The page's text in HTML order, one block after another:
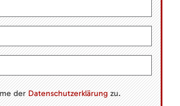
derDatenschutzerklärungzu.